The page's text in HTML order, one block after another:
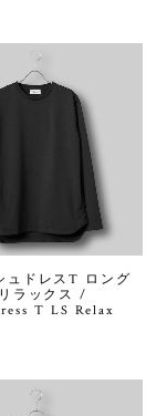
ュドレスT ロング
ラックス /
T LS Relax